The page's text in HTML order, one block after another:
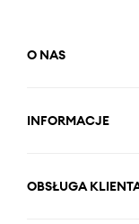
O NAS
INFORMACJE
OBSŁUGA